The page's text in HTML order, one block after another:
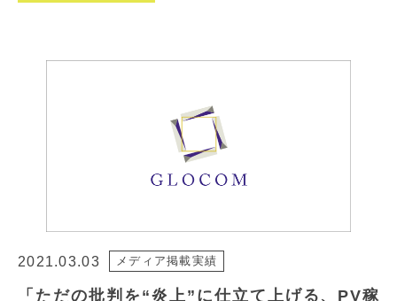
2021.03.03 メディア掲載実績
「ただの批判を“炎上”に仕立て上げる、PV稼